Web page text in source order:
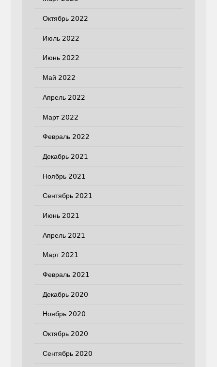
Октябрь 2022
Июль 2022
Июнь 2022
Май 2022
Апрель 2022
Март 2022
Февраль 2022
Декабрь 2021
Ноябрь 2021
Сентябрь 2021
Июнь 2021
Апрель 2021
Март 2021
Февраль 2021
Декабрь 2020
Ноябрь 2020
Октябрь 2020
Сентябрь 2020